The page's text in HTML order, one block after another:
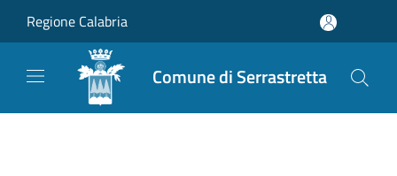
Regione Calabria
Comune di Serrastretta